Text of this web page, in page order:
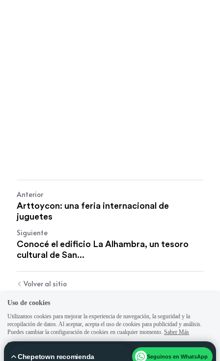
Anterior
Arttoycon: una feria internacional de
juguetes
Siguiente
Conocé el edificio La Alhambra, un tesoro
cultural de San...
Volver al sitio
Uso de cookies
Utilizamos cookies para mejorar la experiencia de navegación, la seguridad y la
recopilación de datos. Al aceptar, acepta el uso de cookies para publicidad y análisis.
Puedes cambiar la configuración de cookies en cualquier momento. Saber Más
Chepetown recomienda Seguinos en WhatsApp